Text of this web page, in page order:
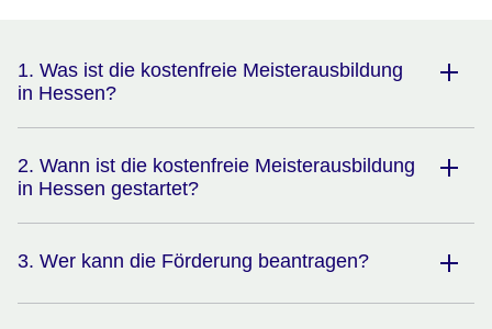
1. Was ist die kostenfreie Meisterausbildung
in Hessen?
2. Wann ist die kostenfreie Meisterausbildung
in Hessen gestartet?
3. Wer kann die Förderung beantragen?